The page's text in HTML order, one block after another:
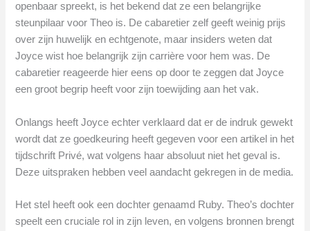
openbaar spreekt, is het bekend dat ze een belangrijke
steunpilaar voor Theo is. De cabaretier zelf geeft weinig prijs
over zijn huwelijk en echtgenote, maar insiders weten dat
Joyce wist hoe belangrijk zijn carrière voor hem was. De
cabaretier reageerde hier eens op door te zeggen dat Joyce
een groot begrip heeft voor zijn toewijding aan het vak.
Onlangs heeft Joyce echter verklaard dat er de indruk gewekt
wordt dat ze goedkeuring heeft gegeven voor een artikel in het
tijdschrift Privé, wat volgens haar absoluut niet het geval is.
Deze uitspraken hebben veel aandacht gekregen in de media.
Het stel heeft ook een dochter genaamd Ruby. Theo’s dochter
speelt een cruciale rol in zijn leven, en volgens bronnen brengt